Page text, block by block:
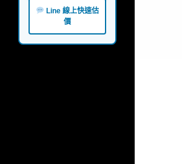
Line 線上快速估
價